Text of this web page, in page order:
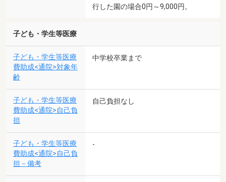
行した園の場合0円～9,000円。
子ども・学生等医療
子ども・学生等医療
費助成<通院>対象年
齢
中学校卒業まで
子ども・学生等医療
費助成<通院>自己負
担
自己負担なし
子ども・学生等医療
費助成<通院>自己負
担－備考
-